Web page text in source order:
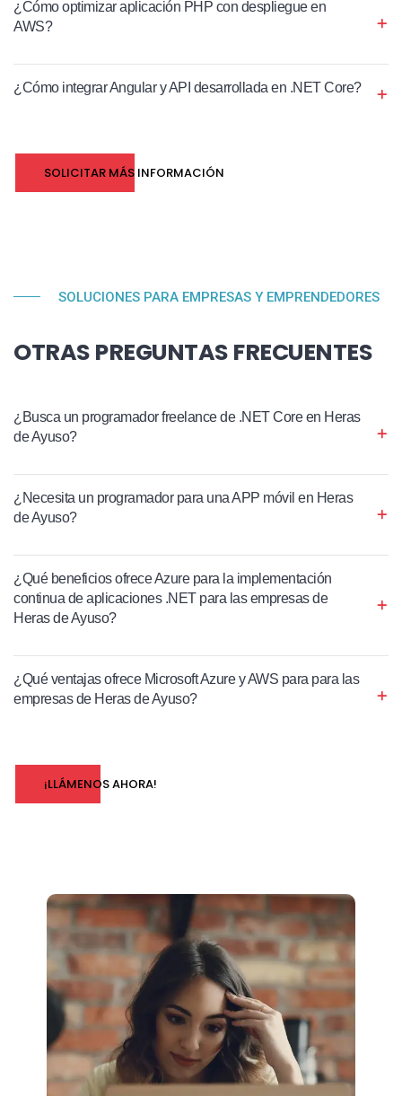
¿Cómo optimizar aplicación PHP con despliegue en
AWS?
¿Cómo integrar Angular y API desarrollada en .NET Core?
SOLICITAR MÁS INFORMACIÓN
SOLUCIONES PARA EMPRESAS Y EMPRENDEDORES
OTRAS PREGUNTAS FRECUENTES
¿Busca un programador freelance de .NET Core en Heras
de Ayuso?
¿Necesita un programador para una APP móvil en Heras
de Ayuso?
¿Qué beneficios ofrece Azure para la implementación
continua de aplicaciones .NET para las empresas de
Heras de Ayuso?
¿Qué ventajas ofrece Microsoft Azure y AWS para para las
empresas de Heras de Ayuso?
¡LLÁMENOS AHORA!